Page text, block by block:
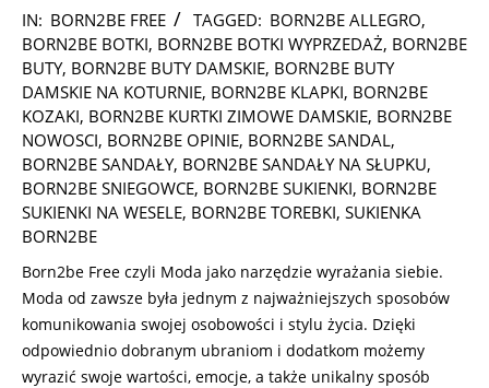
2025-
01-
20
IN: BORN2BE FREE TAGGED: BORN2BE ALLEGRO,
BORN2BE BOTKI, BORN2BE BOTKI WYPRZEDAŻ, BORN2BE
BUTY, BORN2BE BUTY DAMSKIE, BORN2BE BUTY
DAMSKIE NA KOTURNIE, BORN2BE KLAPKI, BORN2BE
KOZAKI, BORN2BE KURTKI ZIMOWE DAMSKIE, BORN2BE
NOWOSCI, BORN2BE OPINIE, BORN2BE SANDAL,
BORN2BE SANDAŁY, BORN2BE SANDAŁY NA SŁUPKU,
BORN2BE SNIEGOWCE, BORN2BE SUKIENKI, BORN2BE
SUKIENKI NA WESELE, BORN2BE TOREBKI, SUKIENKA
BORN2BE
Born2be Free czyli Moda jako narzędzie wyrażania siebie.
Moda od zawsze była jednym z najważniejszych sposobów
komunikowania swojej osobowości i stylu życia. Dzięki
odpowiednio dobranym ubraniom i dodatkom możemy
wyrazić swoje wartości, emocje, a także unikalny sposób